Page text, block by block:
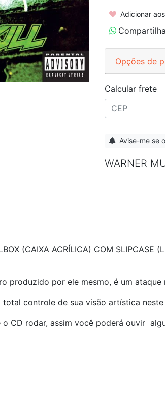
Adicionar
Opções de
Calcular frete
Avise-me se
WARNER
(CAIXA ACRÍLICA) COM SLIPCASE
produzido por ele mesmo, é um ataque
controle de sua visão artística neste
CD rodar, assim você poderá ouvir